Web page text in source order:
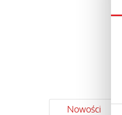
Nowości